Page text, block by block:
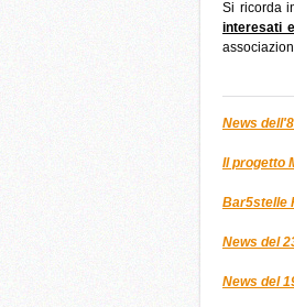
Si ricorda
interesati
News
Il progetto
Bar5stelle
News del
News del